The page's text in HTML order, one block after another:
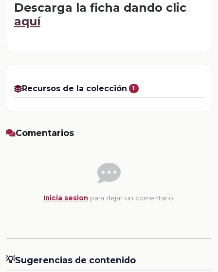
Descarga la ficha dando clic
aquí
Recursos de la colección 1
Comentarios
Inicia sesion para dejar un comentario.
💡Sugerencias de contenido